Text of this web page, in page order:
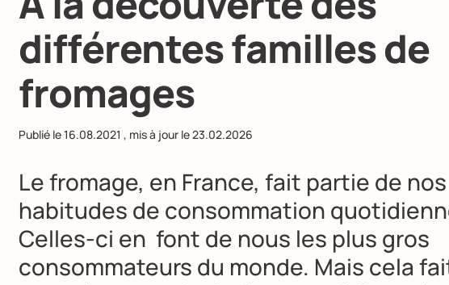
différentes familles de
fromages
Publié le16.08.2021 , mis à jour le23.02.2026
Le fromage, en France, fait partie de nos
habitudes de consommation
Celles-ci en font de nous les plus gros
consommateurs du monde. Mais cela